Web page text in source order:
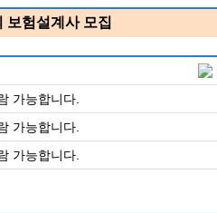
보험설계사 모집
가능합니다.
가능합니다.
가능합니다.